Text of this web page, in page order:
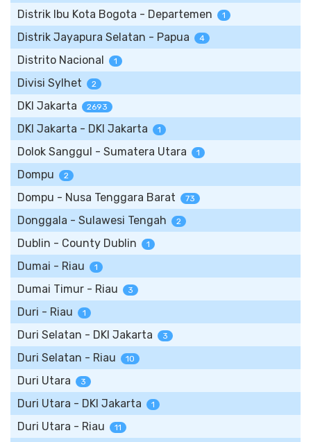
Distrik Ibu Kota Bogota - Departemen 1
Distrik Jayapura Selatan - Papua 4
Distrito Nacional 1
Divisi Sylhet 2
DKI Jakarta 2693
DKI Jakarta - DKI Jakarta 1
Dolok Sanggul - Sumatera Utara 1
Dompu 2
Dompu - Nusa Tenggara Barat 73
Donggala - Sulawesi Tengah 2
Dublin - County Dublin 1
Dumai - Riau 1
Dumai Timur - Riau 3
Duri - Riau 1
Duri Selatan - DKI Jakarta 3
Duri Selatan - Riau 10
Duri Utara 3
Duri Utara - DKI Jakarta 1
Duri Utara - Riau 11